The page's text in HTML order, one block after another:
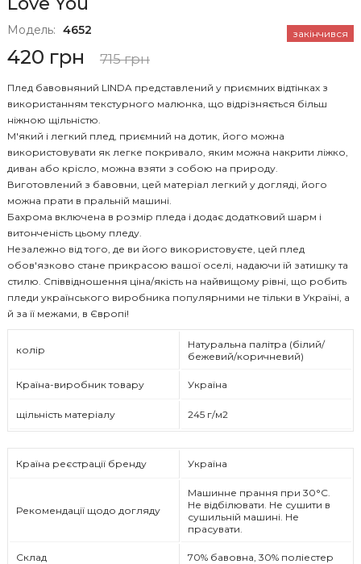
Модель: 4652 закінчився
420 грн 715 грн
колір
Натуральна палітра (білий/
бежевий/коричневий)
Країна-виробник товару Україна
щільність матеріалу 245 г/м2
Країна реєстрації бренду Україна
Рекомендації щодо догляду
Машинне прання при 30°C.
Не відбілювати. Не сушити в
сушильній машині. Не
прасувати.
Склад 70% бавовна, 30% поліестер
Плед бавовняний LINDA представлений у приємних відтінках з
використанням текстурного малюнка, що відрізняється більш
ніжною щільністю.
М'який і легкий плед, приємний на дотик, його можна
використовувати як легке покривало, яким можна накрити ліжко,
диван або крісло, можна взяти з собою на природу.
Виготовлений з бавовни, цей матеріал легкий у догляді, його
можна прати в пральній машині.
Бахрома включена в розмір пледа і додає додатковий шарм і
витонченість цьому пледу.
Незалежно від того, де ви його використовуєте, цей плед
обов'язково стане прикрасою вашої оселі, надаючи їй затишку та
стилю. Співвідношення ціна/якість на найвищому рівні, що робить
пледи українського виробника популярними не тільки в Україні, а
й за її межами, в Європі!